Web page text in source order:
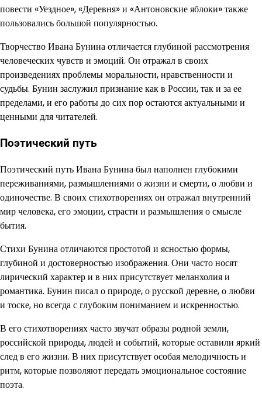
повести «Уездное», «Деревня» и «Антоновские яблоки» также
пользовались большой популярностью.
Творчество Ивана Бунина отличается глубиной рассмотрения
человеческих чувств и эмоций. Он отражал в своих
произведениях проблемы моральности, нравственности и
судьбы. Бунин заслужил признание как в России, так и за ее
пределами, и его работы до сих пор остаются актуальными и
ценными для читателей.
Поэтический путь
Поэтический путь Ивана Бунина был наполнен глубокими
переживаниями, размышлениями о жизни и смерти, о любви и
одиночестве. В своих стихотворениях он отражал внутренний
мир человека, его эмоции, страсти и размышления о смысле
бытия.
Стихи Бунина отличаются простотой и ясностью формы,
глубиной и достоверностью изображения. Они часто носят
лирический характер и в них присутствует меланхолия и
романтика. Бунин писал о природе, о русской деревне, о любви
и тоске, но всегда с глубоким пониманием и искренностью.
В его стихотворениях часто звучат образы родной земли,
российской природы, людей и событий, которые оставили яркий
след в его жизни. В них присутствует особая мелодичность и
ритм, которые позволяют передать эмоциональное состояние
поэта.